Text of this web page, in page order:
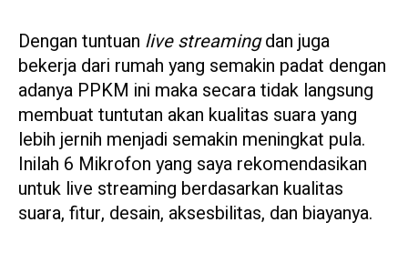
Dengan tuntuan live streamingdan juga
bekerja dari rumah yang semakin padat dengan
adanya PPKM ini maka secara tidak langsung
membuat tuntutan akan kualitas suara yang
lebih jernih menjadi semakin meningkat pula.
Inilah 6 Mikrofon yang saya rekomendasikan
untuk live streaming berdasarkan kualitas
suara, fitur, desain, aksesbilitas, dan biayanya.